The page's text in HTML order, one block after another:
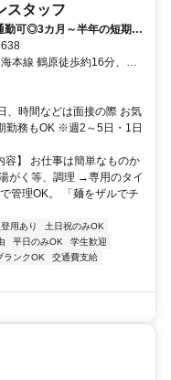
スタッフ
勤可◎3カ月～半年の短期勤
本線 鶴原徒歩約16分、南
、時間などは面接の際 お気
勤務もOK ※週2～5日・1日
容】 お仕事は簡単なものか
がく等、調理 →専用のタイ
管理OK。 「麺をザルでチ
用あり
土日祝のみOK
平日のみOK
学生歓迎
ランクOK
交通費支給